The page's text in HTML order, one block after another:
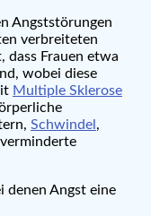
Angststörungen
verbreiteten
dass Frauen etwa
wobei diese
Multiple Sklerose
Schwindel ,
denen Angst eine